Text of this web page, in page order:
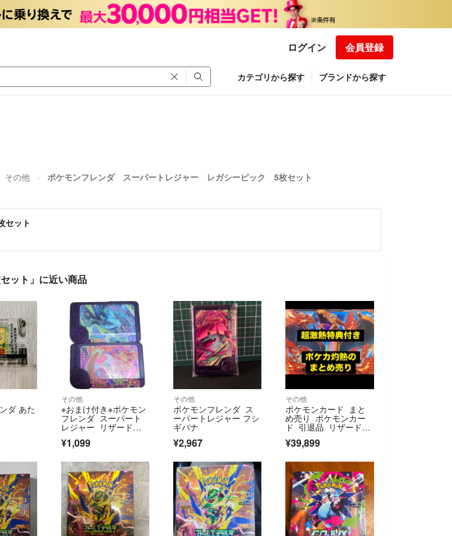
ログイン 会員登録
カテゴリから探す ブランドから探す
その他 ポケモンフレンダ スーパートレジャー レガシーピック 5枚セット
セット
ット」に近い商品
ダ あた
その他
※おまけ付き※ポケモン
フレンダ スーパート
レジャー リザードン
２種セット
¥1,099
その他
ポケモンフレンダ ス
ーパートレジャー フシ
ギバナ
¥2,967
その他
ポケモンカード まと
め売り ポケモンカー
ド 引退品 リザード
ン イーブイ ピカチュ
ウ
¥39,899